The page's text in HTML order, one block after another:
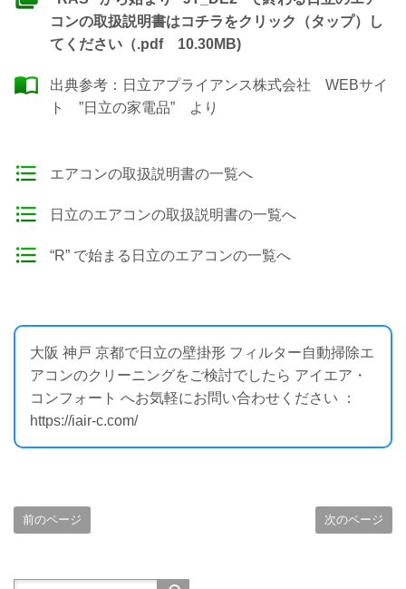
コンの取扱説明書はコチラをクリック（タップ）し
てください（.pdf 10.30MB)
出典参考： 日立アプライアンス株式会社 WEBサイ
ト ”日立の家電品” より
エアコンの取扱説明書の一覧へ
日立のエアコンの取扱説明書の一覧へ
“R” で始まる日立のエアコンの一覧へ
大阪 神戸 京都で日立の壁掛形 フィルター自動掃除エ
アコンのクリーニングをご検討でしたら アイエア・
コンフォート へお気軽にお問い合わせください ：
https://iair-c.com/
前のページ 次のページ